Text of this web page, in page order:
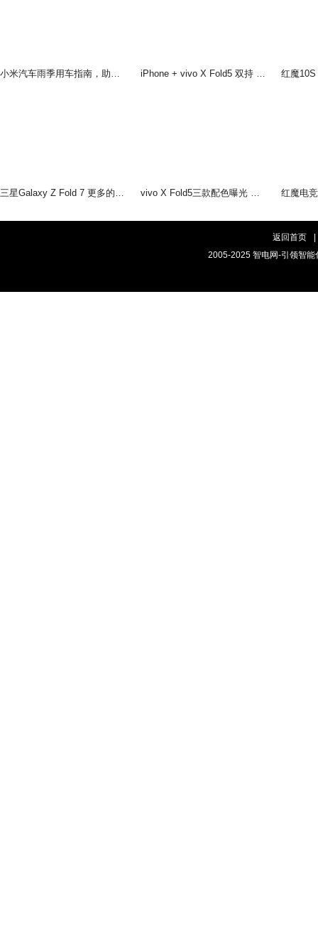
小米汽车雨季用车指南，助您在雨季安全出行 iPhone + vivo X Fold5 双持 以长补短互联互通双倍快乐!
三星Galaxy Z Fold 7 更多的AI即将到来 vivo X Fold5三款配色曝光 轻薄手感，和你好搭
返回首页
2005-2025 智电网-引领智